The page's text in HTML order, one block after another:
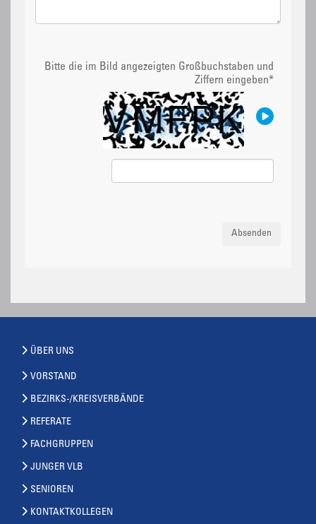
Bitte die im Bild angezeigten Großbuchstaben und
Ziffern eingeben*
Absenden
ÜBER UNS
VORSTAND
BEZIRKS-/KREISVERBÄNDE
REFERATE
FACHGRUPPEN
JUNGER VLB
SENIOREN
KONTAKTKOLLEGEN